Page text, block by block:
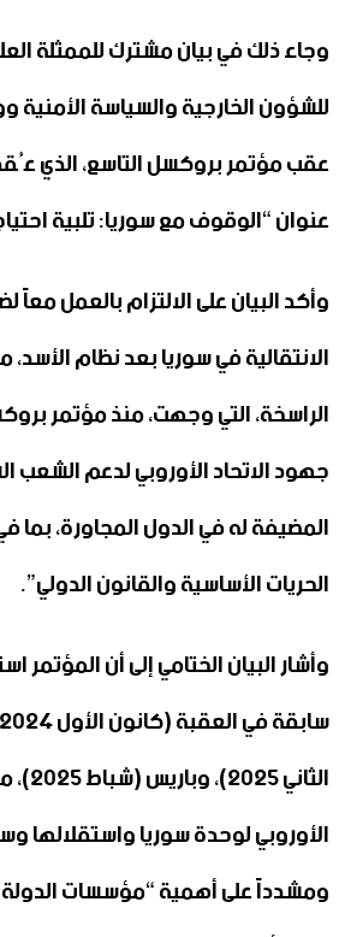
وجاء ذلك في بيان مشترك للممثلة
للشؤون الخارجية والسياسة الأمنية
عقب مؤتمر بروكسل التاسع، الذي
عنوان “الوقوف مع سوريا: تلبية
وأكد البيان على الالتزام بالعمل معاً
الانتقالية في سوريا بعد نظام الأسد،
جهود الاتحاد الأوروبي لدعم
المضيفة له في الدول المجاورة، بما
الحريات الأساسية والقانون الدولي”.
وأشار البيان الختامي إلى أن المؤتمر
الأوروبي لوحدة سوريا واستقلالها
ومشدداً على أهمية “مؤسسات